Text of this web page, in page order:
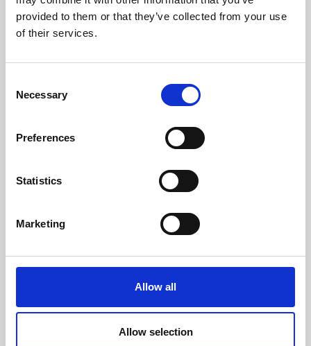
provided to them or that they’ve collected from your use
of their services.
Selection
Necessary
Preferences
Statistics
Marketing
Allow all
Allow selection
Diámetro da chaminé (mm)
Depressão necessária na chaminé (pa)
Autonomia Min/Max (h)
Caudal Ventilador (m³/h)
CLASSE DE EFICIÊNCIA